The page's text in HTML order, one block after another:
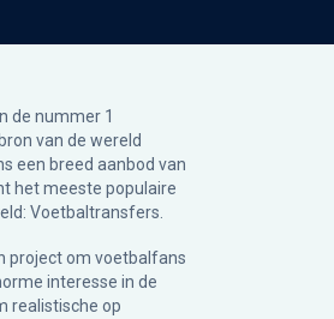
de nummer 1
van de wereld
een breed aanbod van
het meeste populaire
Voetbaltransfers.
project om voetbalfans
interesse in de
realistische op